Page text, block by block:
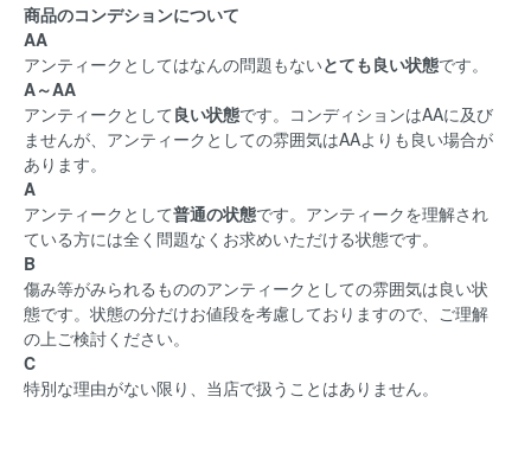
商品のコンデションについて
AA
アンティークとしてはなんの問題もないとても良い状態です。
A～AA
アンティークとして 良い状態です。コンディションはAAに及び
ませんが、アンティークとしての雰囲気はAAよりも良い場合が
あります。
A
アンティークとして普通の状態です。アンティークを理解され
ている方には全く問題なくお求めいただける状態です。
B
傷み等がみられるもののアンティークとしての雰囲気は良い状
態です。状態の分だけお値段を考慮しておりますので、ご理解
の上ご検討ください。
C
特別な理由がない限り、当店で扱うことはありません。